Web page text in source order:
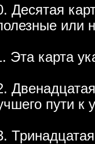
Десятая
или
Эта карта
пути к